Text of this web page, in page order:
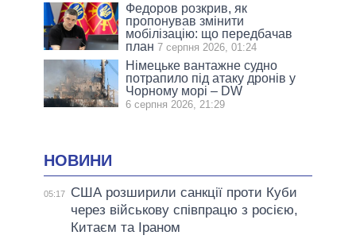
Федоров розкрив, як
пропонував змінити
мобілізацію: що передбачав
план 7 серпня 2026, 01:24
Німецьке вантажне судно
потрапило під атаку дронів у
Чорному морі – DW
6 серпня 2026, 21:29
НОВИНИ
05:17
США розширили санкції проти Куби
через військову співпрацю з росією,
Китаєм та Іраном